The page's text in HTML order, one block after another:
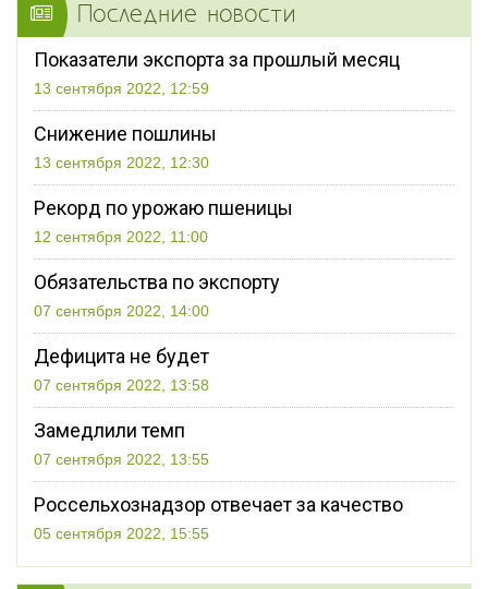
Последние новости
Показатели экспорта за прошлый месяц
13 сентября 2022, 12:59
Снижение пошлины
13 сентября 2022, 12:30
Рекорд по урожаю пшеницы
12 сентября 2022, 11:00
Обязательства по экспорту
07 сентября 2022, 14:00
Дефицита не будет
07 сентября 2022, 13:58
Замедлили темп
07 сентября 2022, 13:55
Россельхознадзор отвечает за качество
05 сентября 2022, 15:55